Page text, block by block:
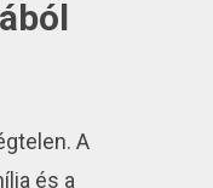
A
és a